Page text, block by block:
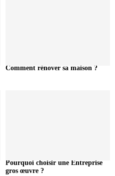
Comment rénover sa maison ?
Pourquoi choisir une Entreprise
gros œuvre ?